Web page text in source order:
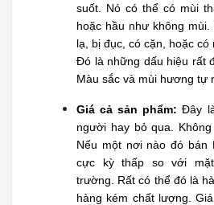
suốt. Nó có thể có mùi
hoặc hầu như không
lạ, bị đục, có cặn, hoặc có
Đó là những dấu hiệu rất
Màu sắc và mùi hương tự
Giá cả sản phẩm: Đây
người hay bỏ qua.
Nếu một nơi nào đó bán
cực kỳ thấp so với
trường. Rất có thể đó là
hàng kém chất lượng.